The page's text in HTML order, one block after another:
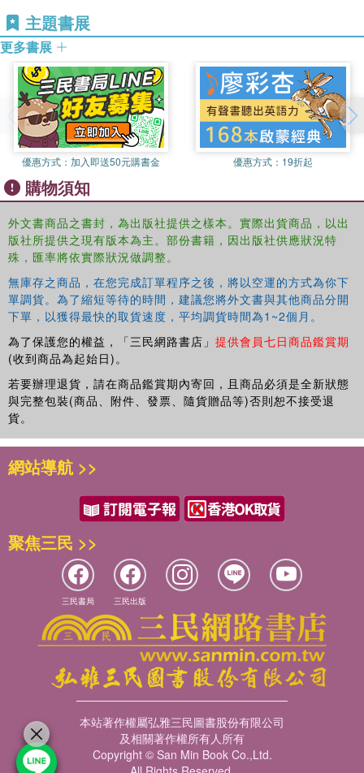
Illiterati," will want " More..." This collection also makes an ideal gift.
Praise for the first "Illiterati" collection:
"If you're a student trying to improve your vocabulary, this is a great
book... For those who have forgotten their three years of parochial-
school Latin, this is really great book." "--Publisher's Weekly"
"A ready-reference dream come true...""--American Libraries"
Also of interest: "Latin for the Illiterati: Exorcizing the" "Ghosts of a
Dead
主題書展
更多書展
優惠方式： 加入即送50元購書金 優惠方式： 19折起
購物須知
外文書商品之書封，為出版社提供之樣本。實際出貨商品，以出
版社所提供之現有版本為主。部份書籍，因出版社供應狀況特
殊，匯率將依實際狀況做調整。
無庫存之商品，在您完成訂單程序之後，將以空運的方式為你下
單調貨。為了縮短等待的時間，建議您將外文書與其他商品分開
下單，以獲得最快的取貨速度，平均調貨時間為1~2個月。
為了保護您的權益，「三民網路書店」 提供會員七日商品鑑賞期
(收到商品為起始日)。
若要辦理退貨，請在商品鑑賞期內寄回，且商品必須是全新狀態
與完整包裝(商品、附件、發票、隨貨贈品等)否則恕不接受退
貨。
網站導航 >>
聚焦三民 >>
三民書局 三民出版
本站著作權屬弘雅三民圖書股份有限公司
及相關著作權所有人所有
Copyright © San Min Book Co.,Ltd.